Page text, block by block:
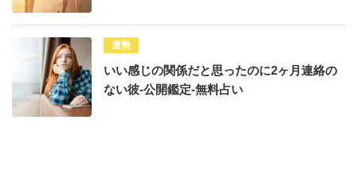
運勢
いい感じの関係だと思ったのに2ヶ月連絡の
ない彼-公開鑑定-無料占い